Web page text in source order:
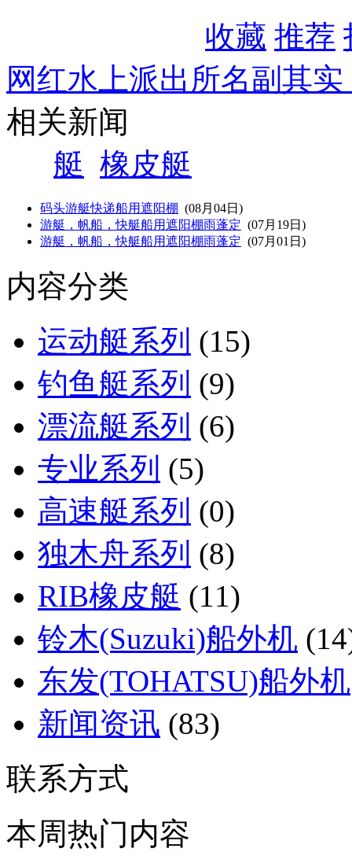
收藏 推荐
网红水上派出所名副其
相关新闻
艇 橡皮艇
码头游艇快递船用遮阳棚 (08月04日)
游艇，帆船，快艇船用遮阳棚雨蓬定 (07月19日)
游艇，帆船，快艇船用遮阳棚雨蓬定 (07月01日)
内容分类
运动艇系列 (15)
钓鱼艇系列 (9)
漂流艇系列 (6)
专业系列 (5)
高速艇系列 (0)
独木舟系列 (8)
RIB橡皮艇 (11)
铃木(Suzuki)船外机
东发(TOHATSU)船外机
新闻资讯 (83)
联系方式
本周热门内容